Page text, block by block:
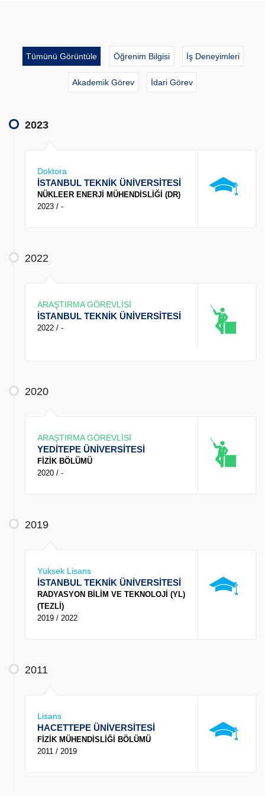
Tümünü Görüntüle Öğrenim Bilgisi İş Deneyimleri
Akademik Görev İdari Görev
2023
Doktora
İSTANBUL TEKNİK ÜNİVERSİTESİ
NÜKLEER ENERJİ MÜHENDİSLİĞİ (DR)
2023 / -
2022
ARAŞTIRMA GÖREVLİSİ
İSTANBUL TEKNİK ÜNİVERSİTESİ
2022 / -
2020
ARAŞTIRMA GÖREVLİSİ
YEDİTEPE ÜNİVERSİTESİ
FİZİK BÖLÜMÜ
2020 / -
2019
Yüksek Lisans
İSTANBUL TEKNİK ÜNİVERSİTESİ
RADYASYON BİLİM VE TEKNOLOJİ (YL)
(TEZLİ)
2019 / 2022
2011
Lisans
HACETTEPE ÜNİVERSİTESİ
FİZİK MÜHENDİSLİĞİ BÖLÜMÜ
2011 / 2019